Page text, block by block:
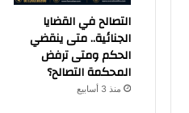
التصالح في القضايا
الجنائية.. متى ينقضي
الحكم ومتى ترفض
المحكمة التصالح؟
منذ 3 أسابيع